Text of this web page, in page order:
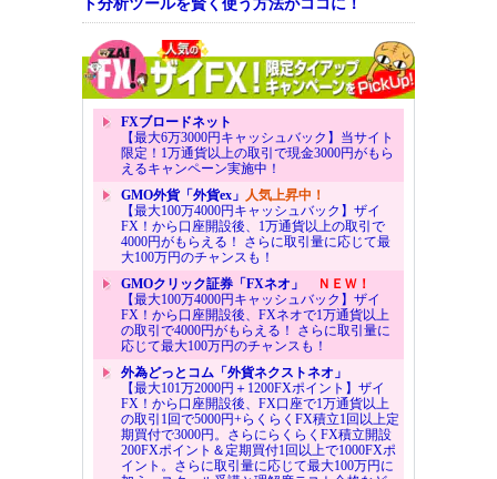
ト分析ツールを賢く使う方法がココに！
FXブロードネット
【最大6万3000円キャッシュバック】当サイト
限定！1万通貨以上の取引で現金3000円がもら
えるキャンペーン実施中！
GMO外貨「外貨ex」 人気上昇中！
【最大100万4000円キャッシュバック】ザイ
FX！から口座開設後、1万通貨以上の取引で
4000円がもらえる！ さらに取引量に応じて最
大100万円のチャンスも！
GMOクリック証券「FXネオ」
ＮＥＷ！
【最大100万4000円キャッシュバック】ザイ
FX！から口座開設後、FXネオで1万通貨以上
の取引で4000円がもらえる！ さらに取引量に
応じて最大100万円のチャンスも！
外為どっとコム「外貨ネクストネオ」
【最大101万2000円＋1200FXポイント】ザイ
FX！から口座開設後、FX口座で1万通貨以上
の取引1回で5000円+らくらくFX積立1回以上定
期買付で3000円。さらにらくらくFX積立開設
200FXポイント＆定期買付1回以上で1000FXポ
イント。さらに取引量に応じて最大100万円に